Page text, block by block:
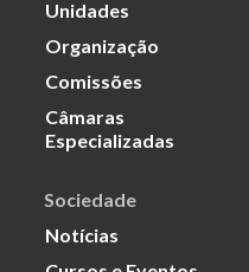
Unidades
Organização
Comissões
Câmaras
Especializadas
Sociedade
Notícias